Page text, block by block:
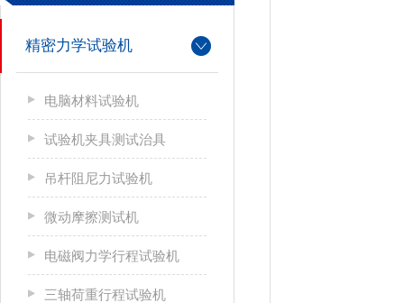
精密力学试验机
电脑材料试验机
试验机夹具测试治具
吊杆阻尼力试验机
微动摩擦测试机
电磁阀力学行程试验机
三轴荷重行程试验机